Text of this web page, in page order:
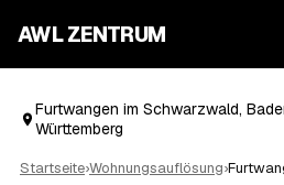
AWL ZENTRUM
Furtwangen im Schwarzwald,
Württemberg
Startseite›Wohnungsauflösung›